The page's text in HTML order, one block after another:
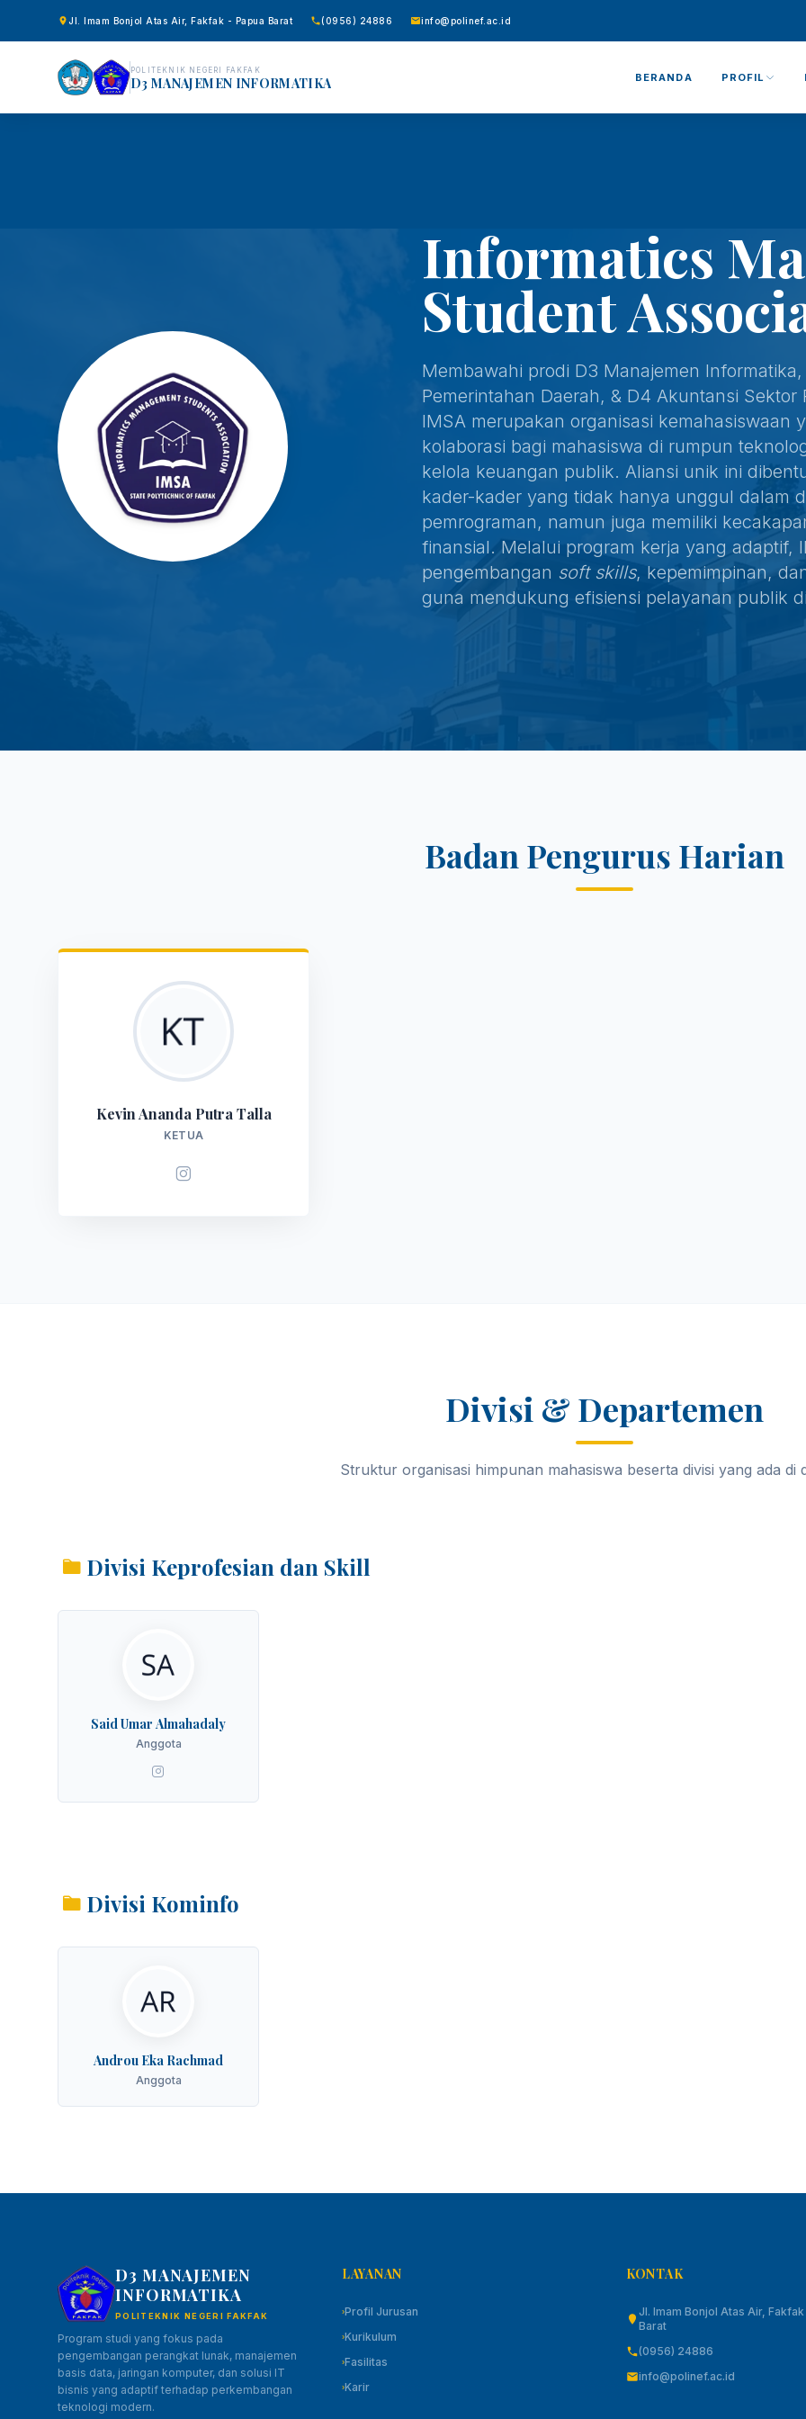
Jl. Imam Bonjol Atas Air, Fakfak - Papua Barat (0956) 24886 info@polinef.ac.id
POLITEKNIK NEGERI FAKFAK
D3 MANAJEMEN INFORMATIKA BERANDA PROFIL
Informatics
Student
Membawahi prodi D3 Manajemen
Pemerintahan Daerah, & D4 Akuntansi Sektor
IMSA merupakan organisasi kemahasiswaan
kolaborasi bagi mahasiswa di rumpun
kelola keuangan publik. Aliansi unik ini
kader-kader yang tidak hanya unggul dalam
pemrograman, namun juga memiliki
finansial. Melalui program kerja yang adaptif,
pengembangan soft skills, kepemimpinan,
guna mendukung efisiensi pelayanan publik
Badan Pengurus Harian
Kevin Ananda Putra Talla
KETUA
Divisi & Departemen
Struktur organisasi himpunan mahasiswa beserta divisi yang ada di
Divisi Keprofesian dan Skill
Said Umar Almahadaly
Anggota
Divisi Kominfo
Androu Eka Rachmad
Anggota
D3 MANAJEMEN
INFORMATIKA
POLITEKNIK NEGERI FAKFAK
Program studi yang fokus pada
pengembangan perangkat lunak, manajemen
basis data, jaringan komputer, dan solusi IT
bisnis yang adaptif terhadap perkembangan
teknologi modern.
LAYANAN
›Profil Jurusan
›Kurikulum
›Fasilitas
›Karir
KONTAK
Jl. Imam Bonjol Atas Air,
Barat
(0956) 24886
info@polinef.ac.id